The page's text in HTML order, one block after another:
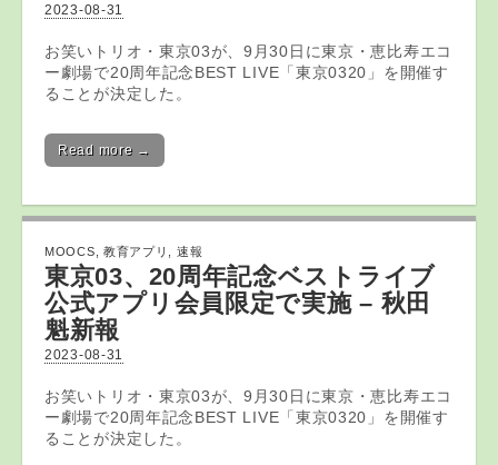
2023-08-31
お笑いトリオ・東京03が、9月30日に東京・恵比寿エコ
ー劇場で20周年記念BEST LIVE「東京0320」を開催す
ることが決定した。
Read more →
MOOCS 教育アプリ 速報
東京03、20周年記念ベストライブ
公式アプリ 会員限定で実施 – 秋田
魁新報
2023-08-31
お笑いトリオ・東京03が、9月30日に東京・恵比寿エコ
ー劇場で20周年記念BEST LIVE「東京0320」を開催す
ることが決定した。